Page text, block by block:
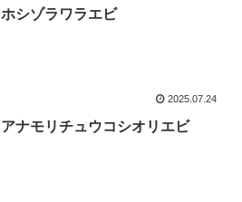
ホシゾラワラエビ
2025.07.24
アナモリチュウコシオリエビ